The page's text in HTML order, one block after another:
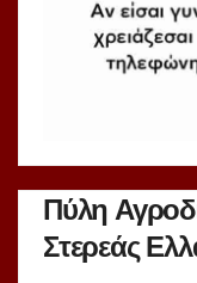
Πύλη
Στερεάς